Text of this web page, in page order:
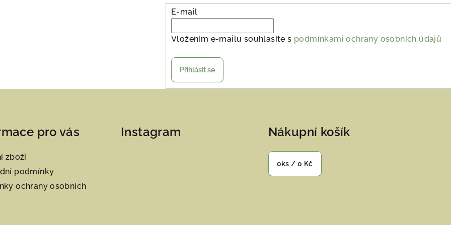
E-mail
Vložením e-mailu souhlasíte s podmínkami ochrany osobních údajů
Přihlásit se
pro vás
zboží
podmínky
ochrany osobních
Instagram Nákupní košík
0ks / 0 Kč